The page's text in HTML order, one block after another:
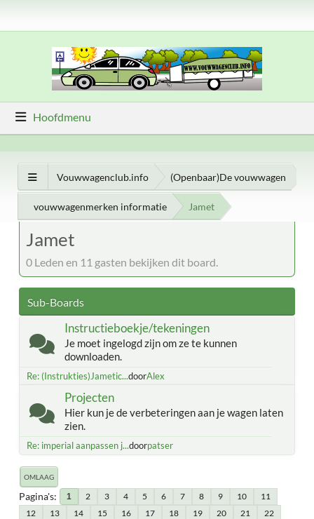
Hoofdmenu
Vouwwagenclub.info (Openbaar)De vouwwagen
vouwwagenmerken informatie Jamet
Jamet
0 Leden en 11 gasten bekijken dit board.
Sub-Boards
Instructieboekje/tekeningen
Je moet ingelogd zijn om ze te kunnen
downloaden.
Re: (Instrukties)Jametic...doorAlex
Projecten
Hier kun je de verbeteringen aan je wagen laten
zien.
Re: imperial aanpassen j...doorpatser
OMLAAG
Pagina's 1 2 3 4 5 6 7 8 9 10
11
12
13 14 15 16 17 18 19 20 21
22